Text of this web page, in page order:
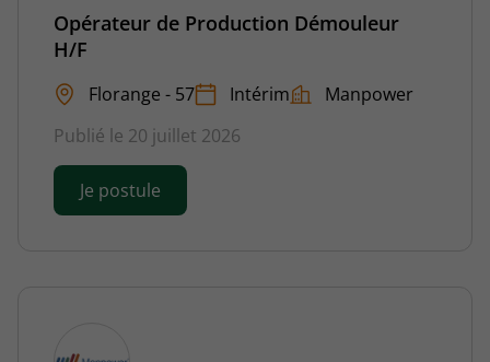
Opérateur de Production Démouleur
H/F
Florange - 57 Intérim
Manpower
Publié le 20 juillet 2026
Je postule